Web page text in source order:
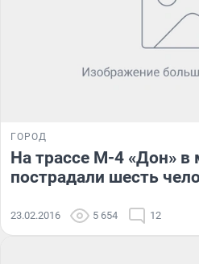
ГОРОД
На трассе М-4 «Дон»
пострадали шесть
23.02.2016 5 654 12